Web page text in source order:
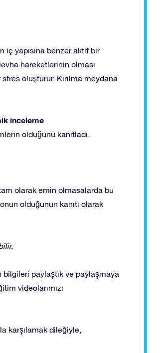
iç yapısına benzer aktif bir
hareketlerinin olması
oluşturur. Kırılma meydana
inceleme
olduğunu kanıtladı.
olarak emin olmasalarda bu
olduğunun kanıtı olarak
bilgileri paylaştık ve paylaşmaya
videolarımızı
karşılamak dileğiyle,